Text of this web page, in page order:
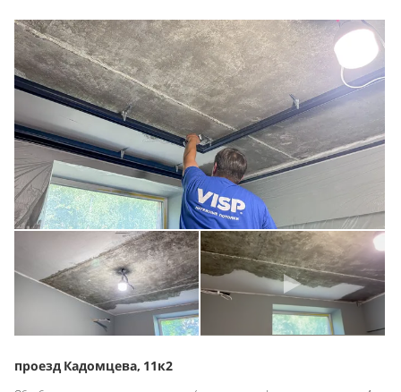
проезд Кадомцева, 11к2